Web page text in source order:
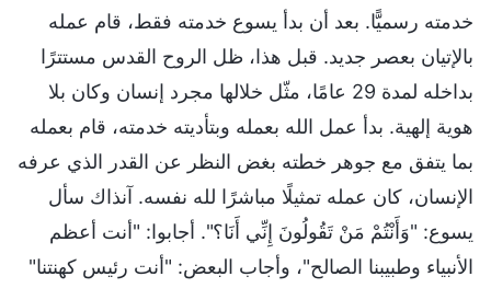
خدمته رسميًّا. بعد أن بدأ يسوع خدمته فقط، قام عمله
بالإتيان بعصر جديد. قبل هذا، ظل الروح القدس مستترًا
بداخله لمدة 29 عامًا، مثّل خلالها مجرد إنسان وكان بلا
هوية إلهية. بدأ عمل الله بعمله وبتأديته خدمته، قام بعمله
بما يتفق مع جوهر خطته بغض النظر عن القدر الذي عرفه
الإنسان، كان عمله تمثيلًا مباشرًا لله نفسه. آنذاك سأل
يسوع: "وَأَنْتُمْ مَنْ تَقُولُونَ إِنِّي أَنَا؟". أجابوا: "أنت أعظم
الأنبياء وطبيبنا الصالح"، وأجاب البعض: "أنت رئيس كهنتنا"